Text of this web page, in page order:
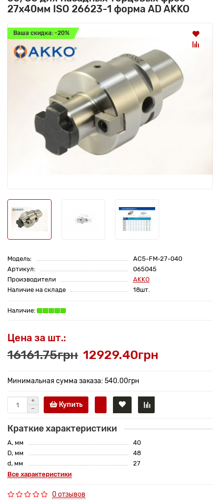
27x40мм ISO 26623-1 форма AD AKKO
Ваша скидка: -20%
Модель:
AC5-FM-27-040
Артикул:
065045
Производители
AKKO
Наличие на складе
18шт.
Цена за шт.:
16161.75грн 12929.40грн
Минимальная сумма заказа: 540.00грн
Купить
Краткие характеристики
A, мм
40
D, мм
48
d, мм
27
Все характеристики
0 отзывов